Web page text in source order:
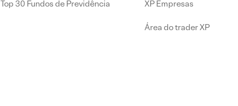
Top 30 Fundos de Previdência XP Empresas
Área do trader XP